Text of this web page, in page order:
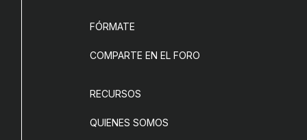
FÓRMATE
COMPARTE EN EL FORO
RECURSOS
QUIENES SOMOS